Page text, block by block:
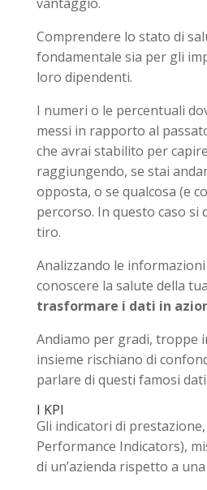
vantaggio.
Comprendere lo stato di
fondamentale sia per gli
loro dipendenti.
I numeri o le percentuali
messi in rapporto al
che avrai stabilito per
raggiungendo, se stai
opposta, o se qualcosa (e
percorso. In questo caso si
tiro.
Analizzando le
conoscere la salute della
trasformare i dati in
Andiamo per gradi, troppe
insieme rischiano di
parlare di questi famosi dati.
I KPI
Gli indicatori di
Performance Indicators),
di un’azienda rispetto a